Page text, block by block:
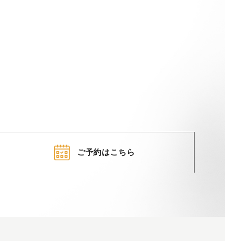
ご予約はこちら